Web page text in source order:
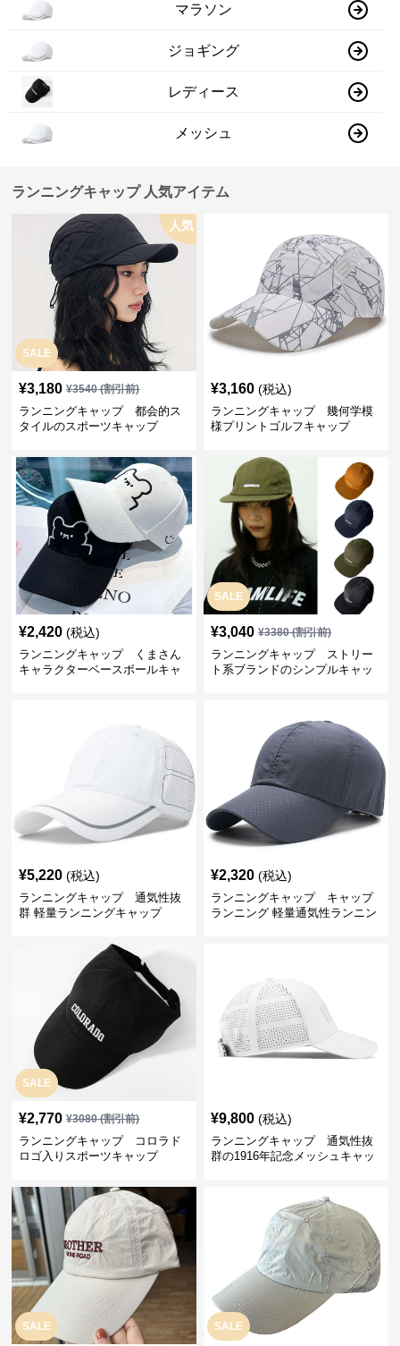
マラソン
ジョギング
レディース
メッシュ
ランニングキャップ 人気アイテム
SALE
人気
¥3,180 ¥3540(割引前)
ランニングキャップ 都会的ス
タイルのスポーツキャップ
¥3,160 (税込)
ランニングキャップ 幾何学模
様プリントゴルフキャップ
¥2,420 (税込)
ランニングキャップ くまさん
キャラクターベースボールキャ
SALE
¥3,040 ¥3380(割引前)
ランニングキャップ ストリー
ト系ブランドのシンプルキャッ
¥5,220 (税込)
ランニングキャップ 通気性抜
群 軽量ランニングキャップ
¥2,320 (税込)
ランニングキャップ キャップ
ランニング 軽量通気性ランニン
SALE
¥2,770 ¥3080(割引前)
ランニングキャップ コロラド
ロゴ入りスポーツキャップ
¥9,800 (税込)
ランニングキャップ 通気性抜
群の1916年記念メッシュキャッ
SALE SALE